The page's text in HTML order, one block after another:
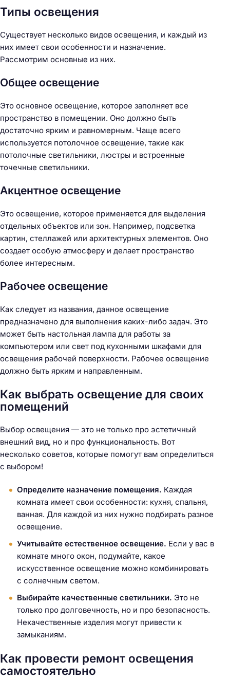
Типы освещения
Существует несколько видов освещения, и каждый из
них имеет свои особенности и назначение.
Рассмотрим основные из них.
Общее освещение
Это основное освещение, которое заполняет все
пространство в помещении. Оно должно быть
достаточно ярким и равномерным. Чаще всего
используется потолочное освещение, такие как
потолочные светильники, люстры и встроенные
точечные светильники.
Акцентное освещение
Это освещение, которое применяется для выделения
отдельных объектов или зон. Например, подсветка
картин, стеллажей или архитектурных элементов. Оно
создает особую атмосферу и делает пространство
более интересным.
Рабочее освещение
Как следует из названия, данное освещение
предназначено для выполнения каких-либо задач. Это
может быть настольная лампа для работы за
компьютером или свет под кухонными шкафами для
освещения рабочей поверхности. Рабочее освещение
должно быть ярким и направленным.
Как выбрать освещение для своих
помещений
Выбор освещения — это не только про эстетичный
внешний вид, но и про функциональность. Вот
несколько советов, которые помогут вам определиться
с выбором!
Определите назначение помещения. Каждая
комната имеет свои особенности: кухня, спальня,
ванная. Для каждой из них нужно подбирать разное
освещение.
Учитывайте естественное освещение. Если у вас в
комнате много окон, подумайте, какое
искусственное освещение можно комбинировать
с солнечным светом.
Выбирайте качественные светильники. Это не
только про долговечность, но и про безопасность.
Некачественные изделия могут привести к
замыканиям.
Как провести ремонт освещения
самостоятельно